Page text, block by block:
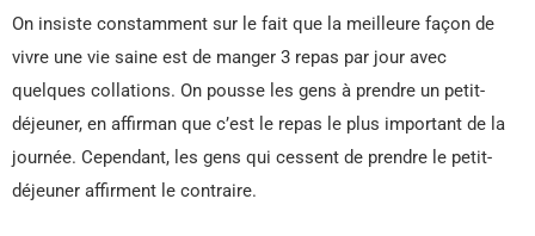
On insiste constamment sur le fait que la meilleure façon de
vivre une vie saine est de manger 3 repas par jour avec
quelques collations. On pousse les gens à prendre un petit-
déjeuner, en affirman que c’est le repas le plus important de la
journée. Cependant, les gens qui cessent de prendre le petit-
déjeuner affirment le contraire.